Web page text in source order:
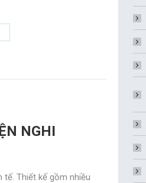
NGHI
Thiết kế gồm nhiều